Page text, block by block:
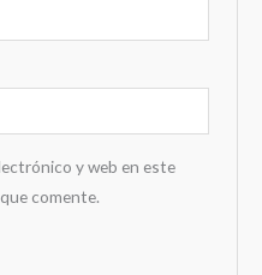
y web en este
comente.